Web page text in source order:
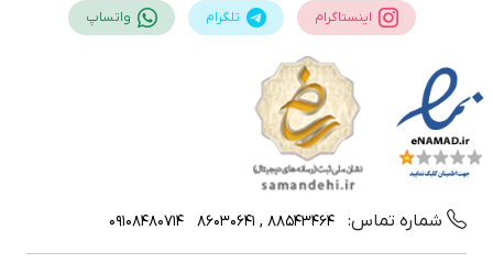
اینستاگرام تلگرام واتساپ
شماره تماس: 88543464 , 86030641
09108480714